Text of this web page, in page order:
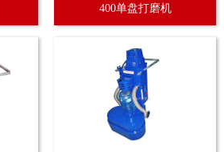
400单盘打磨机